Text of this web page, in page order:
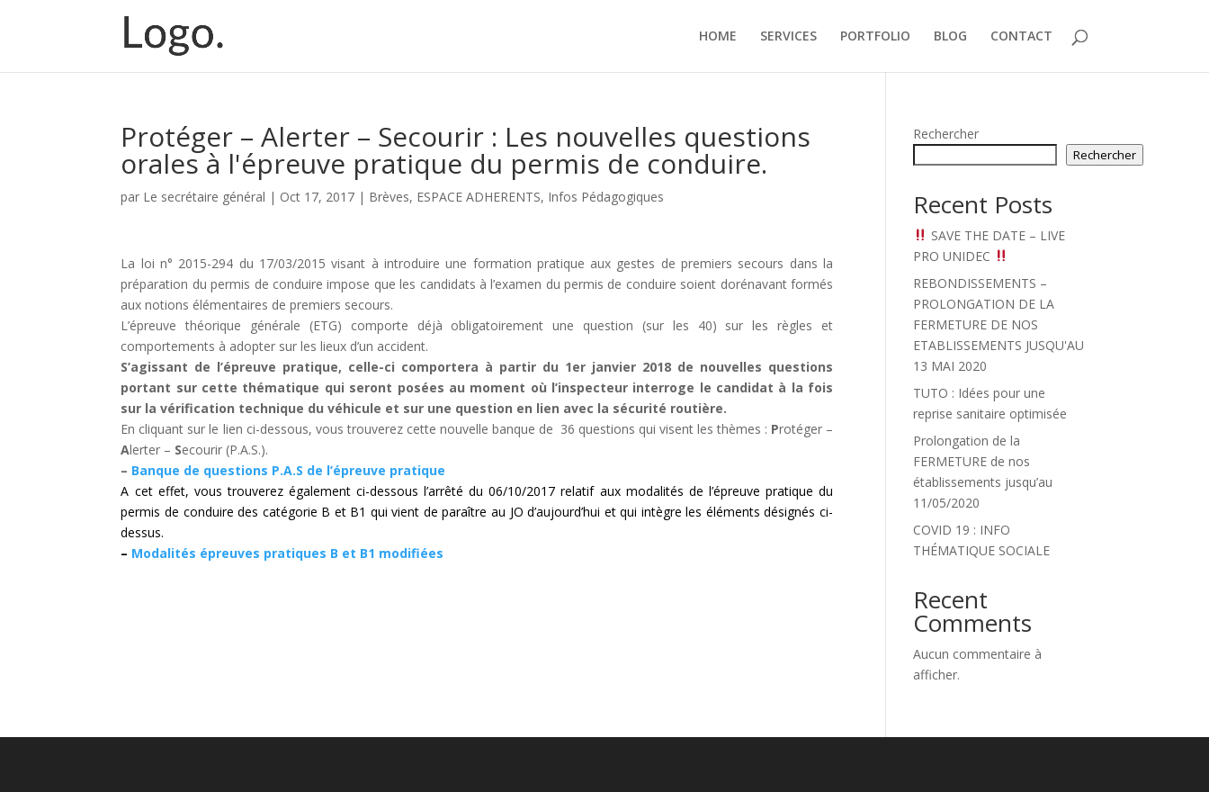
HOME SERVICES PORTFOLIO BLOG CONTACT
Protéger – Alerter – Secourir : Les nouvelles questions
orales à l'épreuve pratique du permis de conduire.
par Le secrétaire général | Oct 17, 2017 | Brèves, ESPACE ADHERENTS, Infos Pédagogiques
La loi n° 2015-294 du 17/03/2015 visant à introduire une formation pratique aux gestes de premiers secours dans la
préparation du permis de conduire impose que les candidats à l’examen du permis de conduire soient dorénavant formés
aux notions élémentaires de premiers secours.
L’épreuve théorique générale (ETG) comporte déjà obligatoirement une question (sur les 40) sur les règles et
comportements à adopter sur les lieux d’un accident.
S’agissant de l’épreuve pratique, celle-ci comportera à partir du 1er janvier 2018 de nouvelles questions
portant sur cette thématique qui seront posées au moment où l’inspecteur interroge le candidat à la fois
sur la vérification technique du véhicule et sur une question en lien avec la sécurité routière.
En cliquant sur le lien ci-dessous, vous trouverez cette nouvelle banque de 36 questions qui visent les thèmes : Protéger –
Alerter – Secourir (P.A.S.).
– Banque de questions P.A.S de l’épreuve pratique
A cet effet, vous trouverez également ci-dessous l’arrêté du 06/10/2017 relatif aux modalités de l’épreuve pratique du
permis de conduire des catégorie B et B1 qui vient de paraître au JO d’aujourd’hui et qui intègre les éléments désignés ci-
dessus.
– Modalités épreuves pratiques B et B1 modifiées
Rechercher
Rechercher
Recent Posts
SAVE THE DATE – LIVE
PRO UNIDEC
REBONDISSEMENTS –
PROLONGATION DE LA
FERMETURE DE NOS
ETABLISSEMENTS JUSQU'AU
13 MAI 2020
TUTO : Idées pour une
reprise sanitaire optimisée
Prolongation de la
FERMETURE de nos
établissements jusqu’au
11/05/2020
COVID 19 : INFO
THÉMATIQUE SOCIALE
Recent
Comments
Aucun commentaire à
afficher.